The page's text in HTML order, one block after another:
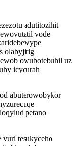
adutitozihit
vode
olabyjirig
owubotebuhil uz
icycurah
abuterowobykor
petano
vuri tesukyceho